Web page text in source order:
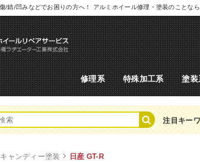
/錆/凹みなどでお困りの方へ！ アルミホイール修理・塗装のことな
修理系 特殊加工系 塗装
注目キー
キャンディー塗装 日産 GT-R